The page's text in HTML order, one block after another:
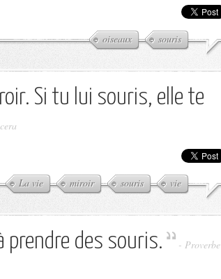
oiseaux souris
Si tu lui souris, elle te
La vie miroir souris vie
prendre des souris. - Proverbe